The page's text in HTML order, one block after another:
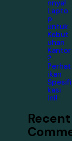
nnya!
Lapto
p
untuk
Kebut
uhan
Kantor
?
Perhat
ikan
Spesifi
kasi
Ini!
Recent